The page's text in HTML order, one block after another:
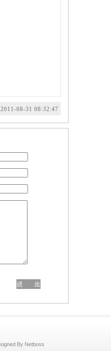
08-31 08:32:47
By Netboss